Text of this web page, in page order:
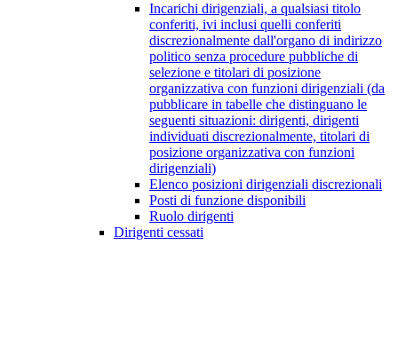
Incarichi dirigenziali, a qualsiasi titolo
conferiti, ivi inclusi quelli conferiti
discrezionalmente dall'organo di indirizzo
politico senza procedure pubbliche di
selezione e titolari di posizione
organizzativa con funzioni dirigenziali (da
pubblicare in tabelle che distinguano le
seguenti situazioni: dirigenti, dirigenti
individuati discrezionalmente, titolari di
posizione organizzativa con funzioni
dirigenziali)
Elenco posizioni dirigenziali discrezionali
Posti di funzione disponibili
Ruolo dirigenti
Dirigenti cessati